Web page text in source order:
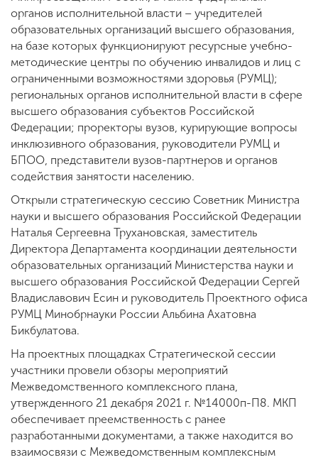
органов исполнительной власти – учредителей
образовательных организаций высшего образования,
на базе которых функционируют ресурсные учебно-
методические центры по обучению инвалидов и лиц с
ограниченными возможностями здоровья (РУМЦ);
региональных органов исполнительной власти в сфере
высшего образования субъектов Российской
Федерации; проректоры вузов, курирующие вопросы
инклюзивного образования, руководители РУМЦ и
БПОО, представители вузов-партнеров и органов
содействия занятости населению.
Открыли стратегическую сессию Советник Министра
науки и высшего образования Российской Федерации
Наталья Сергеевна Трухановская, заместитель
Директора Департамента координации деятельности
образовательных организаций Министерства науки и
высшего образования Российской Федерации Сергей
Владиславович Есин и руководитель Проектного офиса
РУМЦ Минобрнауки России Альбина Ахатовна
Бикбулатова.
На проектных площадках Стратегической сессии
участники провели обзоры мероприятий
Межведомственного комплексного плана,
утвержденного 21 декабря 2021 г. №14000п-П8. МКП
обеспечивает преемственность с ранее
разработанными документами, а также находится во
взаимосвязи с Межведомственным комплексным